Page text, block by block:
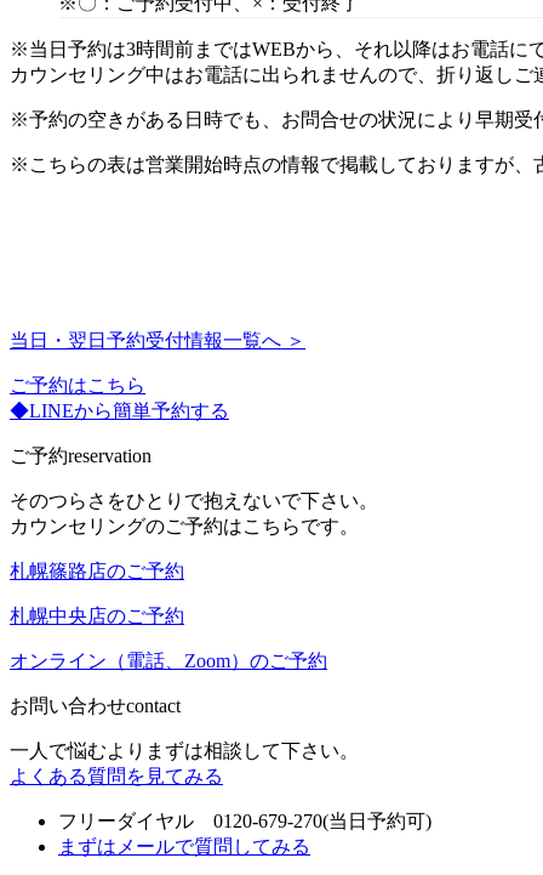
※当日予約は3時間前まではWEBから、それ以降はお電話に
カウンセリング中はお電話に出られませんので、折り返しご
※予約の空きがある日時でも、お問合せの状況により早期
※こちらの表は営業開始時点の情報で掲載しておりますが
当日・翌日予約受付情報一覧へ ＞
ご予約はこちら
◆LINEから簡単予約する
ご予約reservation
そのつらさをひとりで抱えないで下さい。
カウンセリングのご予約はこちらです。
札幌篠路店のご予約
札幌中央店のご予約
オンライン（電話、Zoom）のご予約
お問い合わせcontact
一人で悩むよりまずは相談して下さい。
よくある質問を見てみる
フリーダイヤル 0120-679-270(当日予約可)
まずはメールで質問してみる